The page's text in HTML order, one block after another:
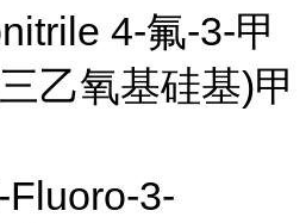
4-氟-3-甲
乙氧基硅基)甲
3-